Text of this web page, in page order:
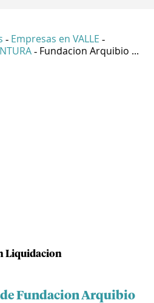
- Empresas en VALLE -
- Fundacion Arquibio ...
Liquidacion
Fundacion Arquibio